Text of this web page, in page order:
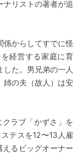
ナリストの著者が追
係からしてすでに怪
経営する家庭に育
した。男兄弟の一人
姉の夫（故人）は安
ラブ「かずさ」を
テスを12〜13人雇
るビッグオーナー